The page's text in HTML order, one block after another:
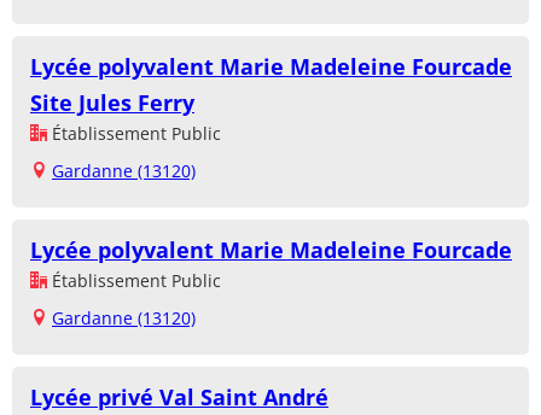
Lycée polyvalent Marie Madeleine Fourcade
Site Jules Ferry
Établissement Public
Gardanne (13120)
Lycée polyvalent Marie Madeleine Fourcade
Établissement Public
Gardanne (13120)
Lycée privé Val Saint André